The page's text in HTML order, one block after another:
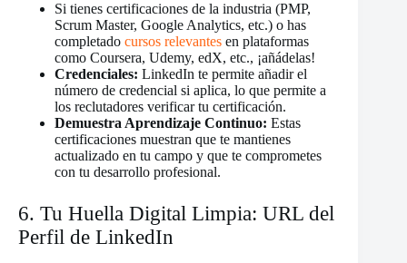
Si tienes certificaciones de la industria (PMP,
Scrum Master, Google Analytics, etc.) o has
completado cursos relevantes en plataformas
como Coursera, Udemy, edX, etc., ¡añádelas!
Credenciales: LinkedIn te permite añadir el
número de credencial si aplica, lo que permite a
los reclutadores verificar tu certificación.
Demuestra Aprendizaje Continuo: Estas
certificaciones muestran que te mantienes
actualizado en tu campo y que te comprometes
con tu desarrollo profesional.
6. Tu Huella Digital Limpia: URL del
Perfil de LinkedIn